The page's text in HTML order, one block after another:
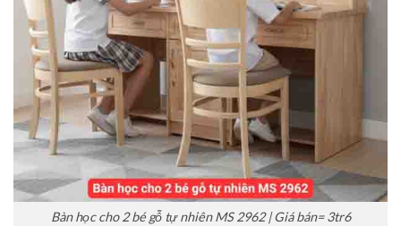
Bàn học cho 2 bé gỗ tự nhiên MS 2962 | Giá bán= 3tr6